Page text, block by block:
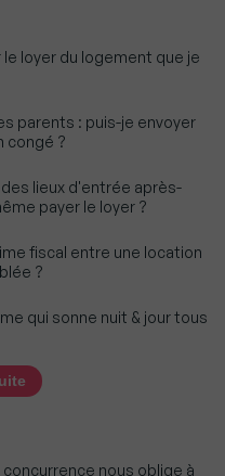
loyer du logement que je
parents : puis-je envoyer
congé ?
lieux d'entrée après-
payer le loyer ?
fiscal entre une location
?
qui sonne nuit & jour tous
nous oblige à